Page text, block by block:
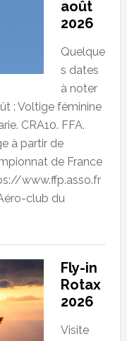
août
2026
Quelque
s dates
à noter
: Voltige féminine
CRA10. FFA.
à partir de
de France
www.ffp.asso.fr
club du
Fly-in
Rotax
2026
Visite